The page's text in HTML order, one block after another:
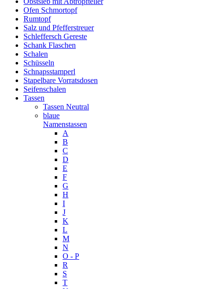
Ofen Schmortopf
Rumtopf
Salz und Pfefferstreuer
Schleffersch Gereste
Schank Flaschen
Schalen
Schüsseln
Schnapsstamperl
Stapelbare Vorratsdosen
Seifenschalen
Tassen
Tassen Neutral
blaue
Namenstassen
A
B
C
D
E
F
G
H
I
J
K
L
M
N
O - P
R
S
T